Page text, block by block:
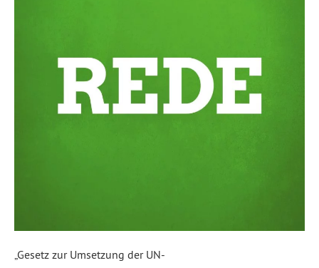
„Gesetz zur Umsetzung der UN-